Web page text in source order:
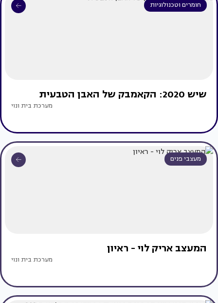
חומרים וטכנולוגיות
שיש 2020: הקאמבק של האבן הטבעית
מערכת בית ונוי
מעצבי פנים
המעצב אריק לוי - ראיון
מערכת בית ונוי